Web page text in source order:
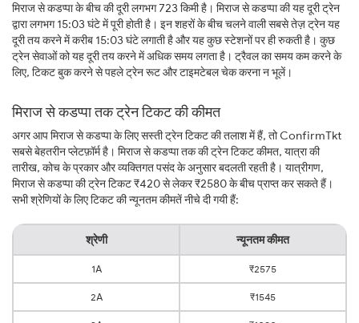
मिराज से कडप्पा के बीच की दूरी लगभग 723 किमी है। मिराज से कडप्पा की यह दूरी ट्रेन
द्वारा लगभग 15:03 घंटे में पूरी होती है। इन शहरों के बीच चलने वाली सबसे तेज़ ट्रेन यह
दूरी तय करने में करीब 15:03 घंटे लगाती है और यह कुछ स्टेशनों पर ही रुकती है। कुछ
ट्रेन सेवाओं को यह दूरी तय करने में अधिक समय लगता है। ट्रैवल का समय कम करने के
लिए, टिकट बुक करने से पहले ट्रेन रूट और टाइमटेबल चेक करना न भूलें।
मिराज से कडप्पा तक ट्रेन टिकट की कीमत
अगर आप मिराज से कडप्पा के लिए सस्ती ट्रेन टिकट की तलाश में हैं, तो ConfirmTkt
सबसे बेहतरीन प्लेटफ़ॉर्म है। मिराज से कडप्पा तक की ट्रेन टिकट कीमत, यात्रा की
तारीख, कोच के प्रकार और व्यक्तिगत पसंद के अनुसार बदलती रहती है। यात्रीगण,
मिराज से कडप्पा की ट्रेन टिकट ₹420 से लेकर ₹2580 के बीच प्राप्त कर सकते हैं।
सभी श्रेणियों के लिए टिकट की न्यूनतम कीमतें नीचे दी गयी हैं:
श्रेणी न्यूनतम कीमत
1A ₹2575
2A ₹1545